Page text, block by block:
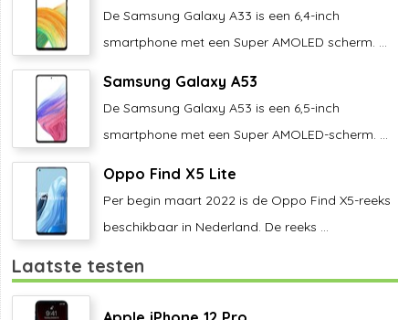
De Samsung Galaxy A33 is een 6,4-inch
smartphone met een Super AMOLED scherm. ...
Samsung Galaxy A53
De Samsung Galaxy A53 is een 6,5-inch
smartphone met een Super AMOLED-scherm. ...
Oppo Find X5 Lite
Per begin maart 2022 is de Oppo Find X5-reeks
beschikbaar in Nederland. De reeks ...
Laatste testen